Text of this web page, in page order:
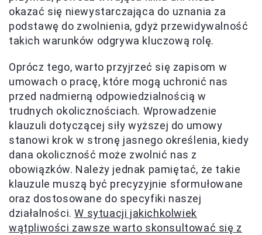
okazać się niewystarczająca do uznania za
podstawę do zwolnienia, gdyż przewidywalność
takich warunków odgrywa kluczową rolę.
Oprócz tego, warto przyjrzeć się zapisom w
umowach o pracę, które mogą uchronić nas
przed nadmierną odpowiedzialnością w
trudnych okolicznościach. Wprowadzenie
klauzuli dotyczącej siły wyższej do umowy
stanowi krok w stronę jasnego określenia, kiedy
dana okoliczność może zwolnić nas z
obowiązków. Należy jednak pamiętać, że takie
klauzule muszą być precyzyjnie sformułowane
oraz dostosowane do specyfiki naszej
działalności.W sytuacji jakichkolwiek
wątpliwości zawsze warto skonsultować się z